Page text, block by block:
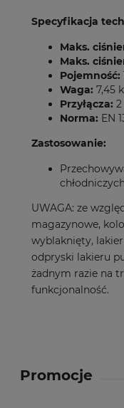
Specyfikacja
Maks.
Maks.
Pojemność:
Waga: 7,45
Przyłącza: 2
Norma: EN
Zastosowanie:
chłodniczych
UWAGA: ze
magazynowe,
wyblaknięty,
odpryski lakieru
żadnym razie na
funkcjonalność.
Promocje